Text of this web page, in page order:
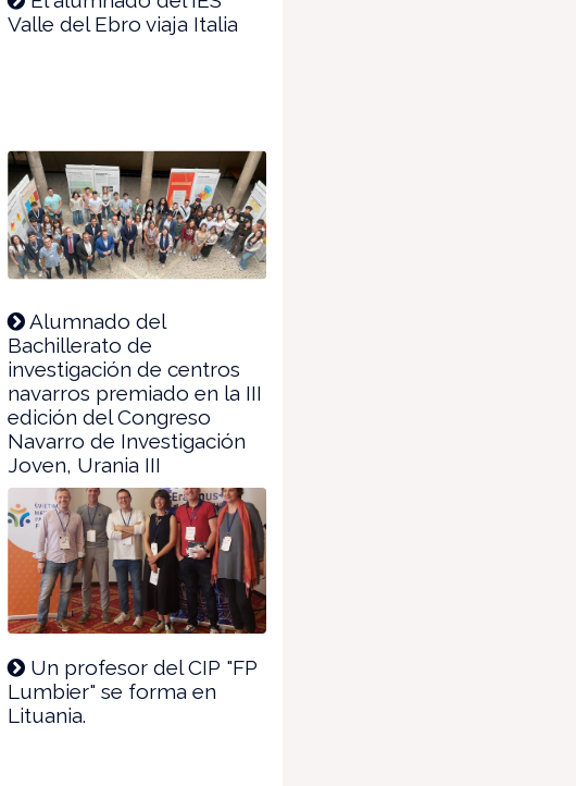
Valle del Ebro viaja Italia
Alumnado del
Bachillerato de
investigación de centros
navarros premiado en la III
edición del Congreso
Navarro de Investigación
Joven, Urania III
Un profesor del CIP "FP
Lumbier" se forma en
Lituania.